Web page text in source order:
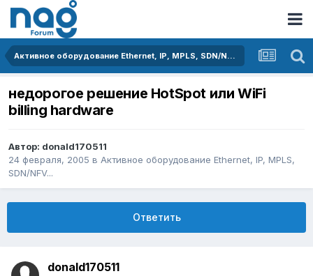
Активное оборудование Ethernet, IP, MPLS, SDN/NFV...
недорогое решение HotSpot или WiFi
billing hardware
Автор: donald170511
24 февраля, 2005 в Активное оборудование Ethernet, IP, MPLS,
SDN/NFV...
Ответить
donald170511